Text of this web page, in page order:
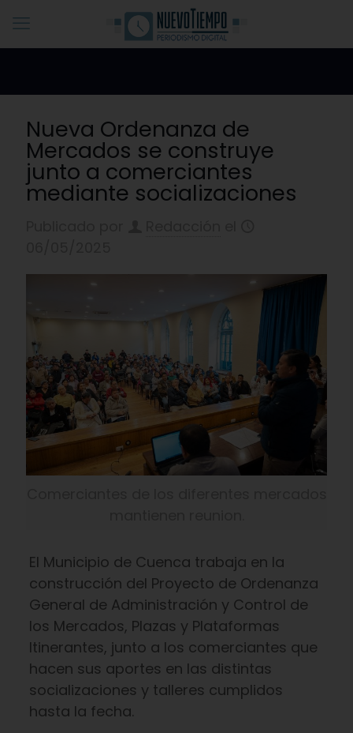
Nueva Ordenanza de
Mercados se construye
junto a comerciantes
mediante socializaciones
El Municipio de Cuenca trabaja en la
construcción del Proyecto de Ordenanza
General de Administración y Control de
los Mercados, Plazas y Plataformas
Itinerantes, junto a los comerciantes que
hacen sus aportes en las distintas
socializaciones y talleres cumplidos
hasta la fecha.